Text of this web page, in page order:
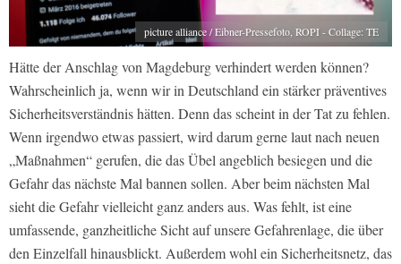
picture alliance / Eibner-Pressefoto, ROPI - Collage: TE
Hätte der Anschlag von Magdeburg verhindert werden können?
Wahrscheinlich ja, wenn wir in Deutschland ein stärker präventives
Sicherheitsverständnis hätten. Denn das scheint in der Tat zu fehlen.
Wenn irgendwo etwas passiert, wird darum gerne laut nach neuen
„Maßnahmen“ gerufen, die das Übel angeblich besiegen und die
Gefahr das nächste Mal bannen sollen. Aber beim nächsten Mal
sieht die Gefahr vielleicht ganz anders aus. Was fehlt, ist eine
umfassende, ganzheitliche Sicht auf unsere Gefahrenlage, die über
den Einzelfall hinausblickt. Außerdem wohl ein Sicherheitsnetz, das